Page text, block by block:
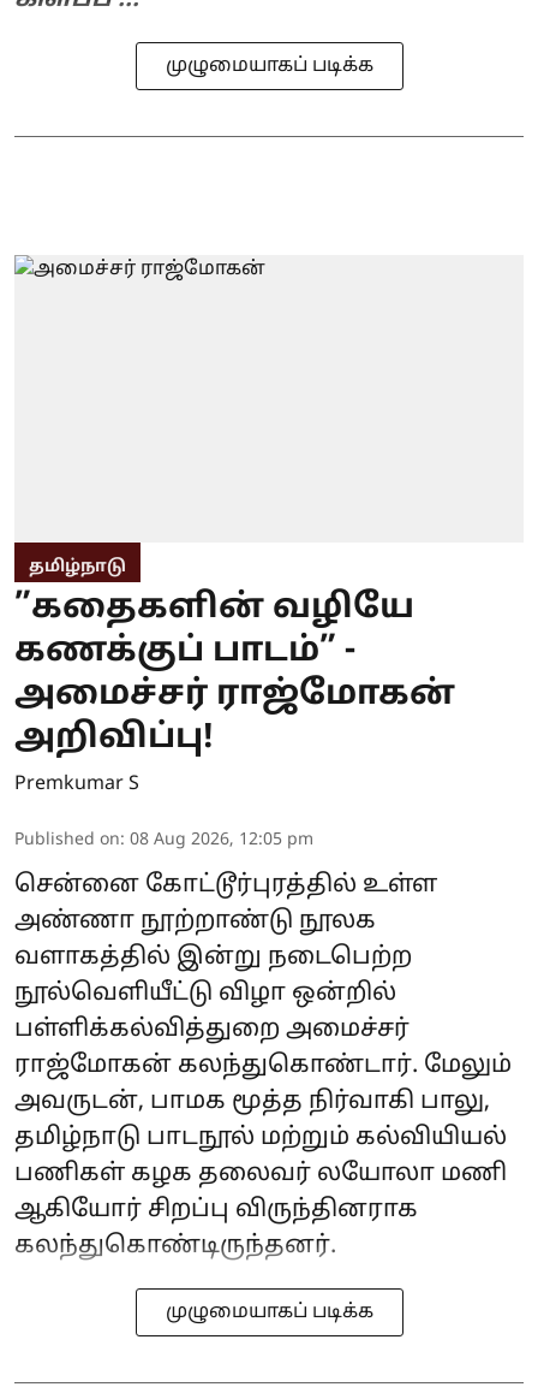
முழுமையாகப் படிக்க
தமிழ்நாடு
”கதைகளின் வழியே
கணக்குப் பாடம்” -
அமைச்சர் ராஜ்மோகன்
அறிவிப்பு!
Premkumar S
Published on: 08 Aug 2026, 12:05 pm
சென்னை கோட்டூர்புரத்தில் உள்ள
அண்ணா நூற்றாண்டு நூலக
வளாகத்தில் இன்று நடைபெற்ற
நூல்வெளியீட்டு விழா ஒன்றில்
பள்ளிக்கல்வித்துறை அமைச்சர்
ராஜ்மோகன் கலந்துகொண்டார். மேலும்
அவருடன், பாமக மூத்த நிர்வாகி பாலு,
தமிழ்நாடு பாடநூல் மற்றும் கல்வியியல்
பணிகள் கழக தலைவர் லயோலா மணி
ஆகியோர் சிறப்பு விருந்தினராக
கலந்துகொண்டிருந்தனர்.
முழுமையாகப் படிக்க